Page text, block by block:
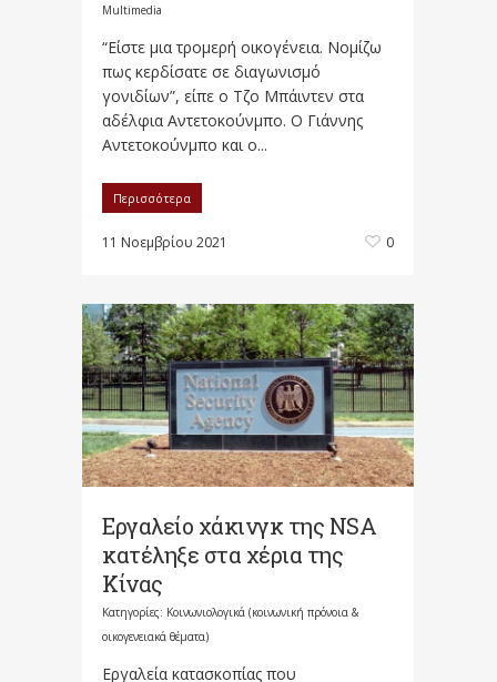
Multimedia
“Είστε μια τρομερή οικογένεια. Νομίζω
πως κερδίσατε σε διαγωνισμό
γονιδίων”, είπε ο Τζο Μπάιντεν στα
αδέλφια Αντετοκούνμπο. Ο Γιάννης
Αντετοκούνμπο και ο...
Περισσότερα
11 Νοεμβρίου 2021 0
Εργαλείο χάκινγκ της NSA
κατέληξε στα χέρια της
Κίνας
Κατηγορίες: Κοινωνιολογικά (κοινωνική πρόνοια &
οικογενειακά θέματα)
Εργαλεία κατασκοπίας που